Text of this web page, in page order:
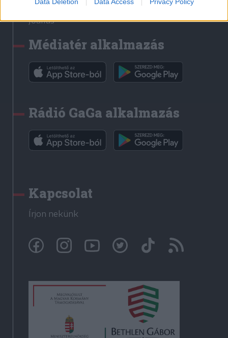
Rádió GaGa
Jóállás
Médiatér alkalmazás
Rádió GaGa alkalmazás
Kapcsolat
Írjon nekünk